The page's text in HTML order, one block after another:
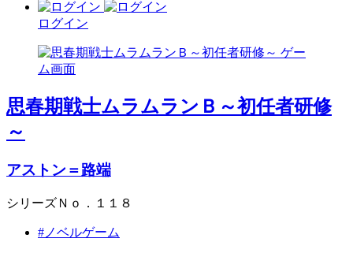
ログイン
思春期戦士ムラムランＢ～初任者研修
～
アストン＝路端
シリーズＮｏ．１１８
#ノベルゲーム